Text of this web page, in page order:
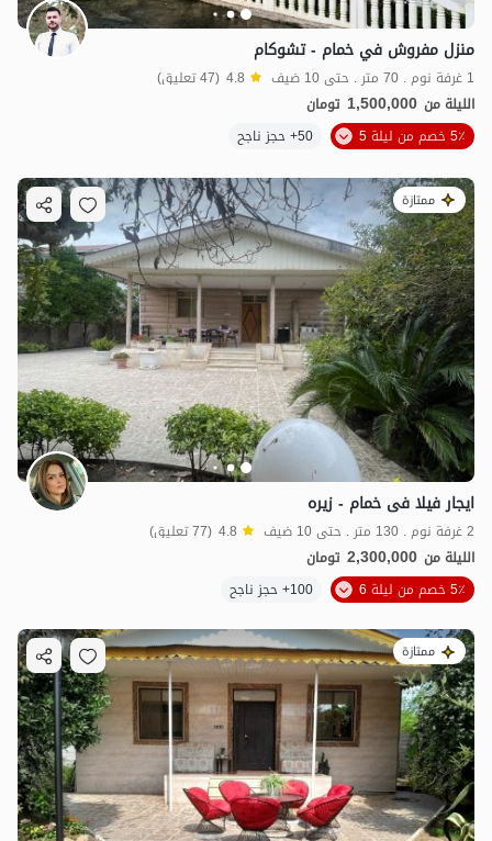
منزل مفروش في خمام - تشوكام
1 غرفة نوم . 70 متر . حتى 10 ضيف 4.8 (47 تعليق)
الليلة من 1,500,000 تومان
5٪ خصم من ليلة 5
50+ حجز ناجح
ممتازة
ایجار فیلا فی خمام - زیره
2 غرفة نوم . 130 متر . حتى 10 ضيف 4.8 (77 تعليق)
الليلة من 2,300,000 تومان
5٪ خصم من ليلة 6
100+ حجز ناجح
ممتازة